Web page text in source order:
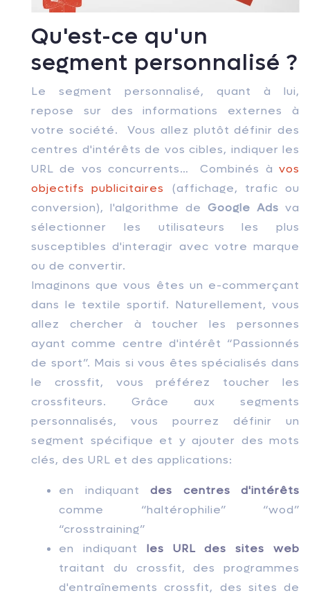
Qu'est-ce qu'un
segment personnalisé ?
Le segment personnalisé, quant à lui,
repose sur des informations externes à
votre société. Vous allez plutôt définir des
centres d'intérêts de vos cibles, indiquer les
URL de vos concurrents… Combinés à vos
objectifs publicitaires
(affichage, trafic ou
conversion), l'algorithme de Google Ads va
sélectionner les utilisateurs les plus
susceptibles d'interagir avec votre marque
ou de convertir.
Imaginons que vous êtes un e-commerçant
dans le textile sportif. Naturellement, vous
allez chercher à toucher les personnes
ayant comme centre d'intérêt “Passionnés
de sport”. Mais si vous êtes spécialisés dans
le crossfit, vous préférez toucher les
crossfiteurs. Grâce aux segments
personnalisés, vous pourrez définir un
segment spécifique et y ajouter des mots
clés, des URL et des applications:
en indiquant des centres d'intérêts
comme “haltérophilie” “wod”
“crosstraining”
en indiquant les URL des sites web
traitant du crossfit, des programmes
d'entraînements crossfit, des sites de